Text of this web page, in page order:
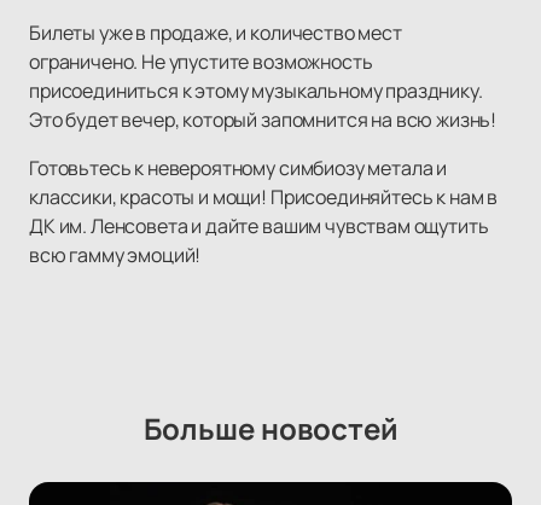
Билеты уже в продаже, и количество мест
ограничено. Не упустите возможность
присоединиться к этому музыкальному празднику.
Это будет вечер, который запомнится на всю жизнь!
Готовьтесь к невероятному симбиозу метала и
классики, красоты и мощи! Присоединяйтесь к нам в
ДК им. Ленсовета и дайте вашим чувствам ощутить
всю гамму эмоций!
Больше новостей